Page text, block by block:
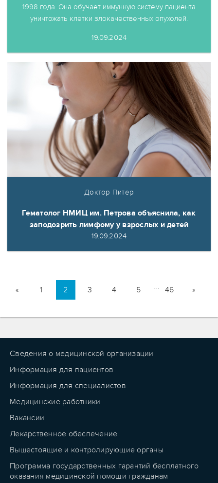
1998 года. Она обучает иммунную систему пациента
уничтожать клетки злокачественных опухолей.
19.09.2024
Доктор Питер
Гематолог НМИЦ им. Петрова объяснила, как
заподозрить лимфому у взрослых и детей
19.09.2024
« 1 2 3 4 5 ... 46 »
Сведения о медицинской организации
Информация для пациентов
Информация для специалистов
Медицинские работники
Вакансии
Лекарственное обеспечение
Вышестоящие и контролирующие органы
Программа государственных гарантий бесплатного
оказания медицинской помощи гражданам